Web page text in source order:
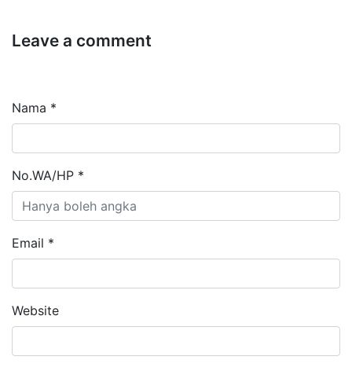
Leave a comment
Nama *
No.WA/HP *
Email *
Website